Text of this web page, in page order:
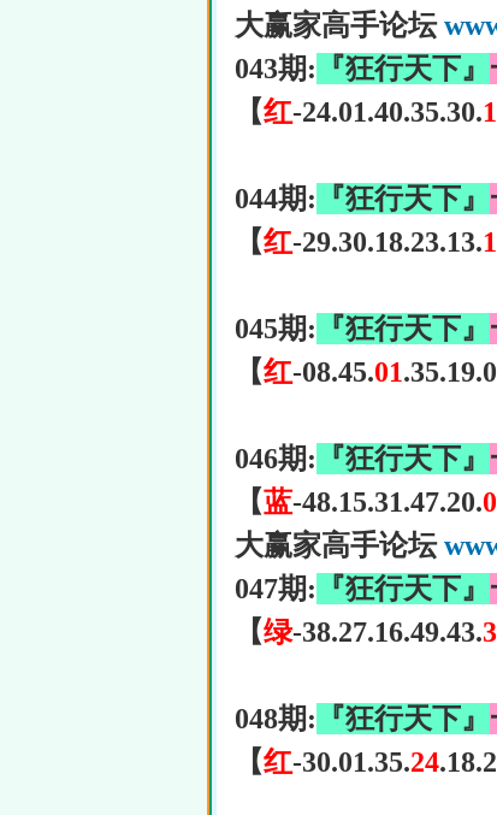
大赢家高手论坛
043期: 『狂行天下』
【红-24.01.40.35.30.
044期: 『狂行天下』
【红-29.30.18.23.13.
045期: 『狂行天下』
【红-08.45.01
046期: 『狂行天下』
【蓝-48.15.31.47.20.
大赢家高手论坛
047期: 『狂行天下』
【绿-38.27.16.49.43.
048期: 『狂行天下』
【红-30.01.35.24